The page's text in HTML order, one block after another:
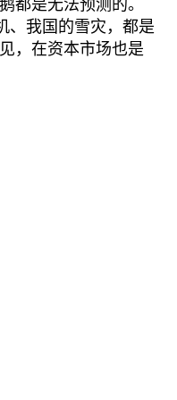
都是无法预测的。
、我国的雪灾，都是
，在资本市场也是